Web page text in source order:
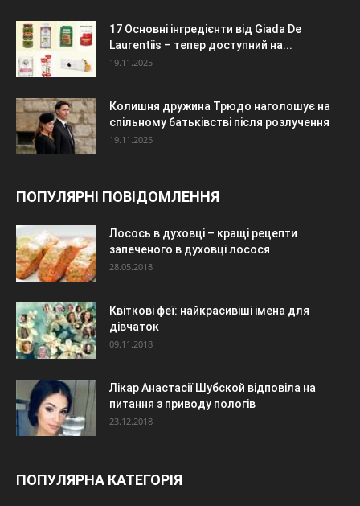
17 Основні інгредієнти від Giada De
Laurentiis – тепер доступний на...
19.11.2025
Колишня дружина Трюдо наголошує на
спільному батьківстві після розлучення
19.11.2025
ПОПУЛЯРНІ ПОВІДОМЛЕННЯ
Лосось в духовці – кращі рецепти
запеченого в духовці лосося
28.05.2018
Квіткові феї: найкрасивіші імена для
дівчаток
09.11.2018
Лікар Анастасії Шубской відповіла на
питання з приводу пологів
23.12.2018
ПОПУЛЯРНА КАТЕГОРІЯ